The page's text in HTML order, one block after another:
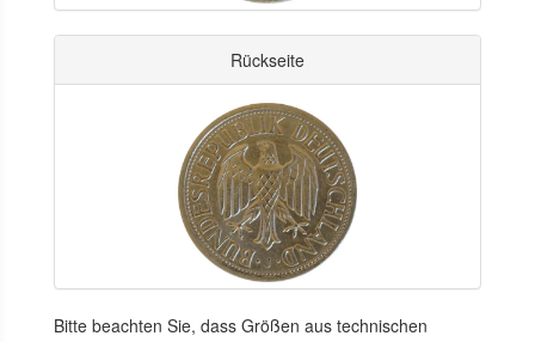
Rückseite
Bitte beachten Sie, dass Größen aus technischen